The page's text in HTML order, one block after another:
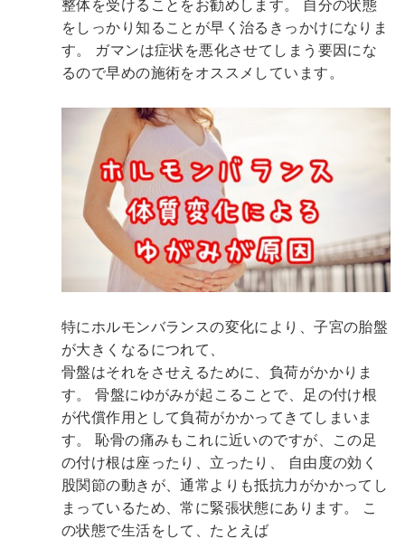
整体を受けることをお勧めします。
自分の状態
をしっかり知ることが早く治るきっかけになりま
す。
ガマンは症状を悪化させてしまう要因にな
るので早めの施術をオススメしています。
特にホルモンバランスの変化により、子宮の胎盤
が大きくなるにつれて、
骨盤はそれをさせえるために、負荷がかかりま
す。
骨盤にゆがみが起こることで、足の付け根
が代償作用として負荷がかかってきてしまいま
す。
恥骨の痛みもこれに近いのですが、この足
の付け根は座ったり、立ったり、
自由度の効く
股関節の動きが、通常よりも抵抗力がかかってし
まっているため、常に緊張状態にあります。
こ
の状態で生活をして、たとえば